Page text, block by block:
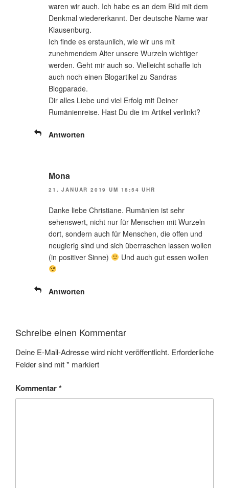
waren wir auch. Ich habe es an dem Bild mit dem
Denkmal wiedererkannt. Der deutsche Name war
Klausenburg.
Ich finde es erstaunlich, wie wir uns mit
zunehmendem Alter unsere Wurzeln wichtiger
werden. Geht mir auch so. Vielleicht schaffe ich
auch noch einen Blogartikel zu Sandras
Blogparade.
Dir alles Liebe und viel Erfolg mit Deiner
Rumänienreise. Hast Du die im Artikel verlinkt?
Antworten
Mona
21. JANUAR 2019 UM 18:54 UHR
Danke liebe Christiane. Rumänien ist sehr
sehenswert, nicht nur für Menschen mit Wurzeln
dort, sondern auch für Menschen, die offen und
neugierig sind und sich überraschen lassen wollen
(in positiver Sinne)
Und auch gut essen wollen
Antworten
Schreibe einen Kommentar
Deine E-Mail-Adresse wird nicht veröffentlicht. Erforderliche
Felder sind mit* markiert
Kommentar*